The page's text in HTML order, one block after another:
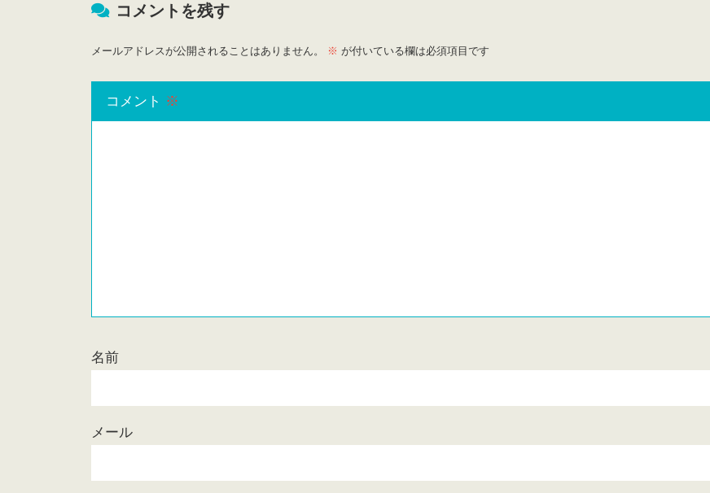
コメントを残す
メールアドレスが公開されることはありません。 ※ が付いている欄は必須項目です
コメント ※
名前
メール